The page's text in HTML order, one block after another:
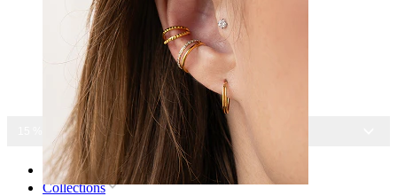
15 % POPUSTA NA VES NAKIT
Domov
Collections